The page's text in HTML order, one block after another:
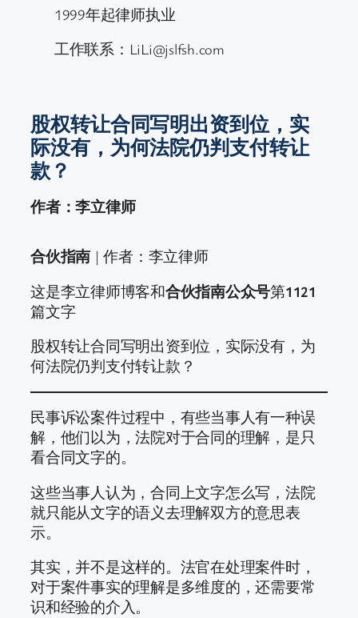
1999年起律师执业
工作联系：LiLi@jslfsh.com
股权转让合同写明出资到位，实
际没有，为何法院仍判支付转让
款？
作者：李立律师
合伙指南 | 作者：李立律师
这是李立律师博客和合伙指南公众号第1121
篇文字
股权转让合同写明出资到位，实际没有，为
何法院仍判支付转让款？
民事诉讼案件过程中，有些当事人有一种误
解，他们以为，法院对于合同的理解，是只
看合同文字的。
这些当事人认为，合同上文字怎么写，法院
就只能从文字的语义去理解双方的意思表
示。
其实，并不是这样的。法官在处理案件时，
对于案件事实的理解是多维度的，还需要常
识和经验的介入。